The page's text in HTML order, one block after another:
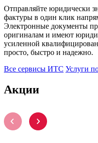
Отправляйте юридически
фактуры в один клик
Электронные документы
оригиналам и имеют
усиленной
просто, быстро и надежно.
Все сервисы ИТС Услуги
Акции